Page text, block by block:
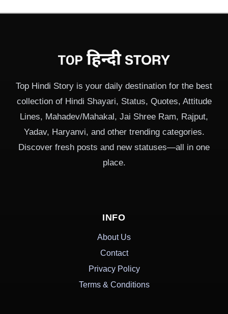
Top Hindi Story is your daily destination for the best
collection of Hindi Shayari, Status, Quotes, Attitude
Lines, Mahadev/Mahakal, Jai Shree Ram, Rajput,
Yadav, Haryanvi, and other trending categories.
Discover fresh posts and new statuses—all in one
place.
INFO
About Us
Contact
Privacy Policy
Terms & Conditions